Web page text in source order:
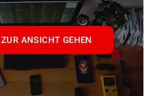
ZUR ANSICHT GEHEN